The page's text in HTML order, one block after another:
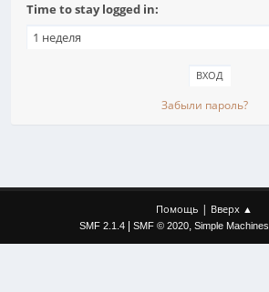
Time to stay logged in:
Забыли пароль?
Помощь | Вверх ▲
SMF 2.1.4 SMF © 2020, Simple Machines